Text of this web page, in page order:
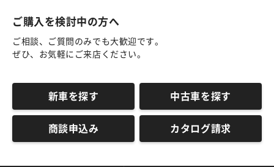
ご購入を検討中の方へ
ご相談、ご質問のみでも大歓迎です。
ぜひ、お気軽にご来店ください。
新車を探す 中古車を探す
商談申込み カタログ請求